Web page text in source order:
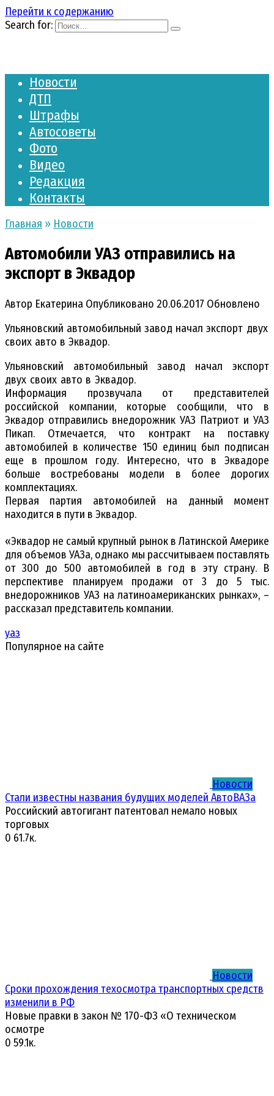
Перейти к содержанию
Search for:
Новости
ДТП
Штрафы
Автосоветы
Фото
Видео
Редакция
Контакты
Главная » Новости
Автомобили УАЗ отправились на
экспорт в Эквадор
Автор Екатерина Опубликовано 20.06.2017 Обновлено
Ульяновский автомобильный завод начал экспорт двух
своих авто в Эквадор.
Ульяновский автомобильный завод начал экспорт
двух своих авто в Эквадор.
Информация прозвучала от представителей
российской компании, которые сообщили, что в
Эквадор отправились внедорожник УАЗ Патриот и УАЗ
Пикап. Отмечается, что контракт на поставку
автомобилей в количестве 150 единиц был подписан
еще в прошлом году. Интересно, что в Эквадоре
больше востребованы модели в более дорогих
комплектациях.
Первая партия автомобилей на данный момент
находится в пути в Эквадор.
«Эквадор не самый крупный рынок в Латинской Америке
для объемов УАЗа, однако мы рассчитываем поставлять
от 300 до 500 автомобилей в год в эту страну. В
перспективе планируем продажи от 3 до 5 тыс.
внедорожников УАЗ на латиноамериканских рынках», –
рассказал представитель компании.
уаз
Популярное на сайте
Новости
Стали известны названия будущих моделей АвтоВАЗа
Российский автогигант патентовал немало новых
торговых
0 61.7к.
Новости
Сроки прохождения техосмотра транспортных средств
изменили в РФ
Новые правки в закон № 170-ФЗ «О техническом
осмотре
0 59.1к.